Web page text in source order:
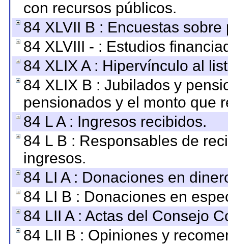
con recursos públicos.
84 XLVII B : Encuestas sobre
84 XLVIII - : Estudios
84 XLIX A : Hipervínculo al
84 XLIX B : Jubilados y
pensionados y el monto que
84 L A : Ingresos recibidos.
84 L B : Responsables de
ingresos.
84 LI A : Donaciones en
84 LI B : Donaciones en
84 LII A : Actas del Consejo
84 LII B : Opiniones y